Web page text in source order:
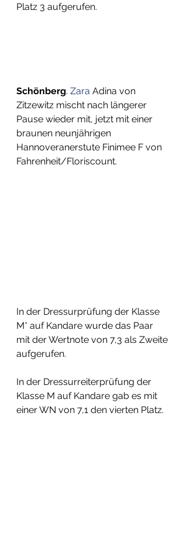
Platz 3 aufgerufen.
Schönberg. Zara Adina von
Zitzewitz mischt nach längerer
Pause wieder mit, jetzt mit einer
braunen neunjährigen
Hannoveranerstute Finimee F von
Fahrenheit/Floriscount.
In der Dressurprüfung der Klasse
M* auf Kandare wurde das Paar
mit der Wertnote von 7,3 als Zweite
aufgerufen.
In der Dressurreiterprüfung der
Klasse M auf Kandare gab es mit
einer WN von 7,1 den vierten Platz.